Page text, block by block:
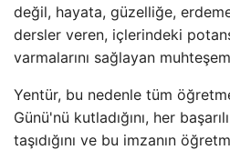
değil, hayata, güzelliğe,
dersler veren, içlerindeki
varmalarını sağlayan
Yentür, bu nedenle tüm
Günü'nü kutladığını, her
taşıdığını ve bu imzanın